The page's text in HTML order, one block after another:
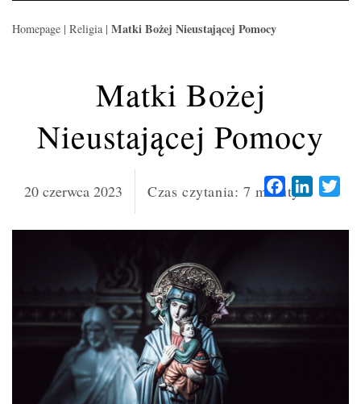
Homepage | Religia | Matki Bożej Nieustającej Pomocy
Matki Bożej
Nieustającej Pomocy
20 czerwca 2023 Czas czytania: 7 minutyFacebook